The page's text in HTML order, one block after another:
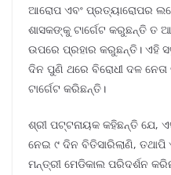
ଆରୋପ ଏବଂ ପ୍ରତ୍ୟାରୋପର
ଶାସକଙ୍କୁ ଟାର୍ଗେଟ କରୁଛନ୍ତି ତ
ଉପରେ ପ୍ରହାର କରୁଛନ୍ତି। ଏହି
ଦିନ ପୁଣି ଥରେ ବିରୋଧୀ ଦଳ
ଟାର୍ଗେଟ କରିଛନ୍ତି।
ଶ୍ରୀ ପଟ୍ଟନାୟକ କହିଛନ୍ତି ଯେ,
ନେଇ ୯ ଦିନ ବିତିସାରିଲାଣି,
ମନ୍ତ୍ରୀ ମେଡିକାଲ ପରିଦର୍ଶନ